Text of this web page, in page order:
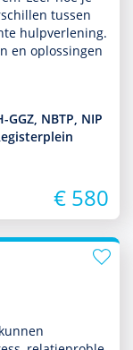
tussen
hulp­ver­le­ning.
en oplos­singen
NBTP, NIP
€ 580